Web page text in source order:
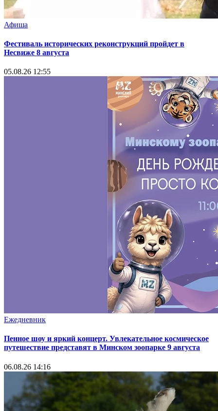
Афиша
Фестиваль исторических реконструкций пройдет в
Несвиже 8 августа
05.08.26 12:55
Ежедневник
Пенное шоу и яркий концерт. Увлекательное космическое
путешествие представят в Минском зоопарке 9 августа
06.08.26 14:16